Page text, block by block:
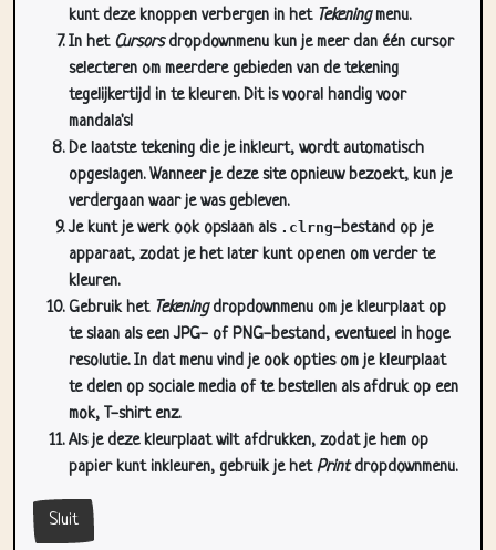
kunt deze knoppen verbergen in het Tekeningmenu.
In het Cursorsdropdownmenu kun je meer dan één cursor
selecteren om meerdere gebieden van de tekening
tegelijkertijd in te kleuren. Dit is vooral handig voor
mandala's!
De laatste tekening die je inkleurt, wordt automatisch
opgeslagen. Wanneer je deze site opnieuw bezoekt, kun je
verdergaan waar je was gebleven.
Je kunt je werk ook opslaan als .clrng-bestand op je
apparaat, zodat je het later kunt openen om verder te
kleuren.
Gebruik het Tekeningdropdownmenu om je kleurplaat op
te slaan als een JPG- of PNG-bestand, eventueel in hoge
resolutie. In dat menu vind je ook opties om je kleurplaat
te delen op sociale media of te bestellen als afdruk op een
mok, T-shirt enz.
Als je deze kleurplaat wilt afdrukken, zodat je hem op
papier kunt inkleuren, gebruik je hetPrintdropdownmenu.
Sluit